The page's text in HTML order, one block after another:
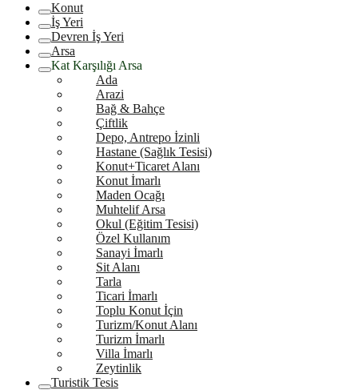
Konut
İş Yeri
Devren İş Yeri
Arsa
Kat Karşılığı Arsa
Ada
Arazi
Bağ & Bahçe
Çiftlik
Depo, Antrepo İzinli
Hastane (Sağlık Tesisi)
Konut+Ticaret Alanı
Konut İmarlı
Maden Ocağı
Muhtelif Arsa
Okul (Eğitim Tesisi)
Özel Kullanım
Sanayi İmarlı
Sit Alanı
Tarla
Ticari İmarlı
Toplu Konut İçin
Turizm/Konut Alanı
Turizm İmarlı
Villa İmarlı
Zeytinlik
Turistik Tesis